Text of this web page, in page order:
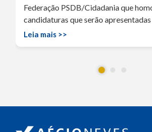
Federação PSDB/Cidadania que
candidaturas que serão
Leia mais >>